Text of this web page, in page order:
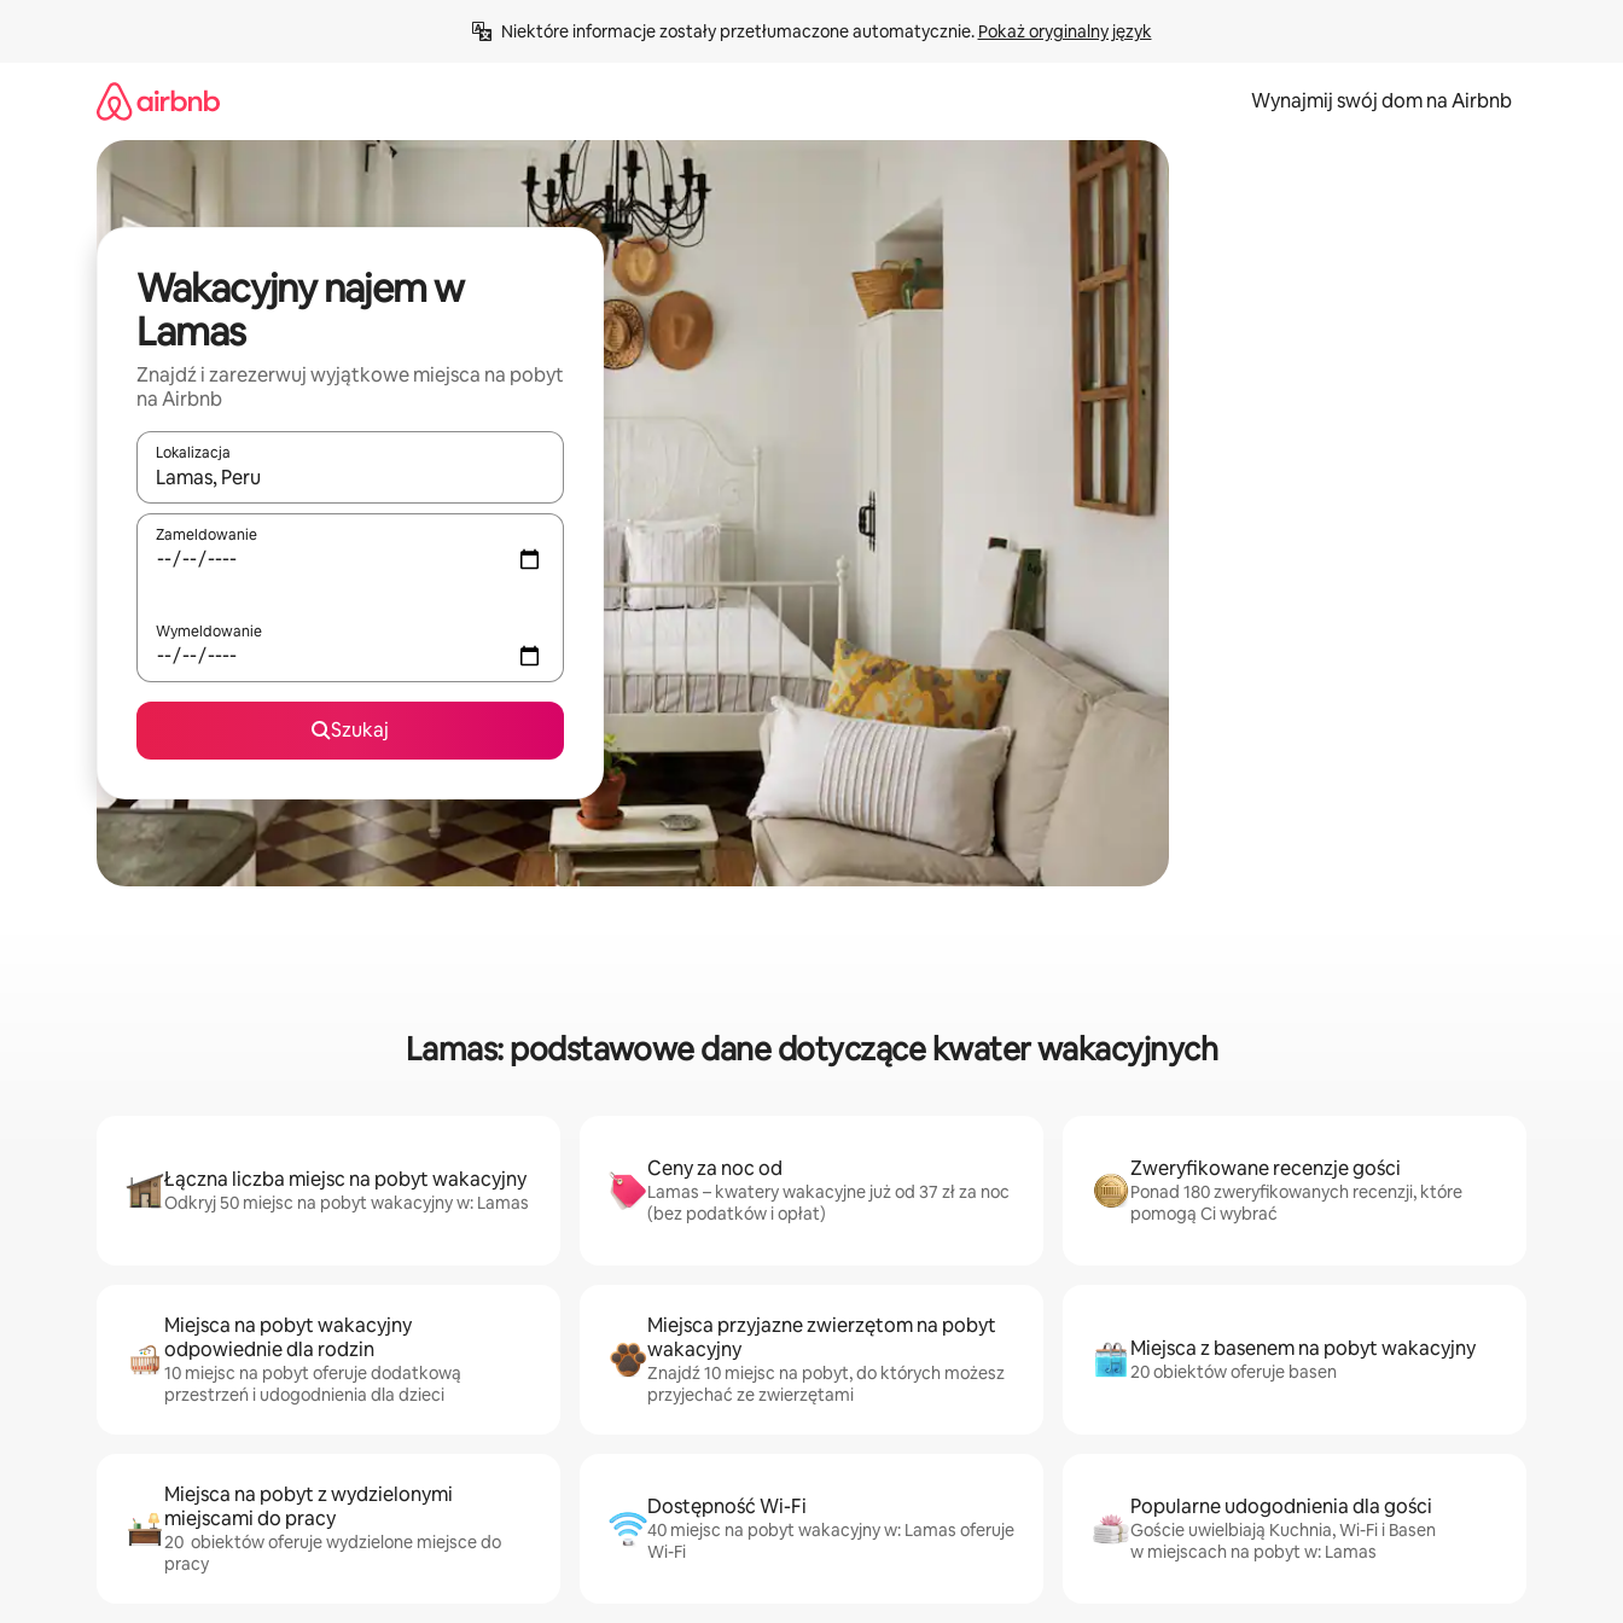
Niektóre informacje zostały przetłumaczone automatycznie. Pokaż oryginalny język
Wynajmij swój dom na Airbnb
Wakacyjny najem w
Lamas
Znajdź i zarezerwuj wyjątkowe miejsca na pobyt
na Airbnb
Lokalizacja
Gdy wyniki będą dostępne, możesz poruszać się po nich za pomocą klawiszy strzałek w górę i w dół lub przeglądać je za pomocą gestów dotykowych lub przesuwania.
Zameldowanie
Wymeldowanie
Szukaj
Lamas: podstawowe dane dotyczące kwater wakacyjnych
Łączna liczba miejsc na pobyt wakacyjny
Odkryj 50 miejsc na pobyt wakacyjny w: Lamas
Ceny za noc od
Lamas – kwatery wakacyjne już od 37 zł za noc
(bez podatków i opłat)
Zweryfikowane recenzje gości
Ponad 180 zweryfikowanych recenzji, które
pomogą Ci wybrać
Miejsca na pobyt wakacyjny
odpowiednie dla rodzin
10 miejsc na pobyt oferuje dodatkową
przestrzeń i udogodnienia dla dzieci
Miejsca przyjazne zwierzętom na pobyt
wakacyjny
Znajdź 10 miejsc na pobyt, do których możesz
przyjechać ze zwierzętami
Miejsca z basenem na pobyt wakacyjny
20 obiektów oferuje basen
Miejsca na pobyt z wydzielonymi
miejscami do pracy
20 obiektów oferuje wydzielone miejsce do
pracy
Dostępność Wi-Fi
40 miejsc na pobyt wakacyjny w: Lamas oferuje
Wi-Fi
Popularne udogodnienia dla gości
Goście uwielbiają Kuchnia, Wi-Fi i Basen
w miejscach na pobyt w: Lamas